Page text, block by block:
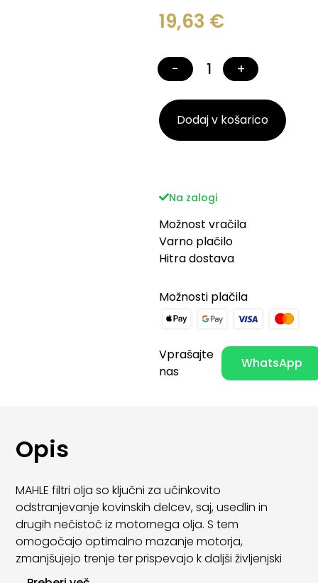
19,63 €
− +
Dodaj v košarico
Na zalogi
Možnost vračila
Varno plačilo
Hitra dostava
Možnosti plačila
Vprašajte
nas
WhatsApp
Opis
MAHLE filtri olja so ključni za učinkovito
odstranjevanje kovinskih delcev, saj, usedlin in
drugih nečistoč iz motornega olja. S tem
omogočajo optimalno mazanje motorja,
zmanjšujejo trenje ter prispevajo k daljši življenjski
dobi motornih komponent.